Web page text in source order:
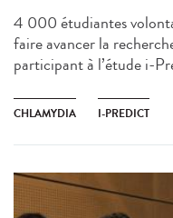
4 000 étudiantes
faire avancer la
participant à l’étude i-
CHLAMYDIA I-PREDICT